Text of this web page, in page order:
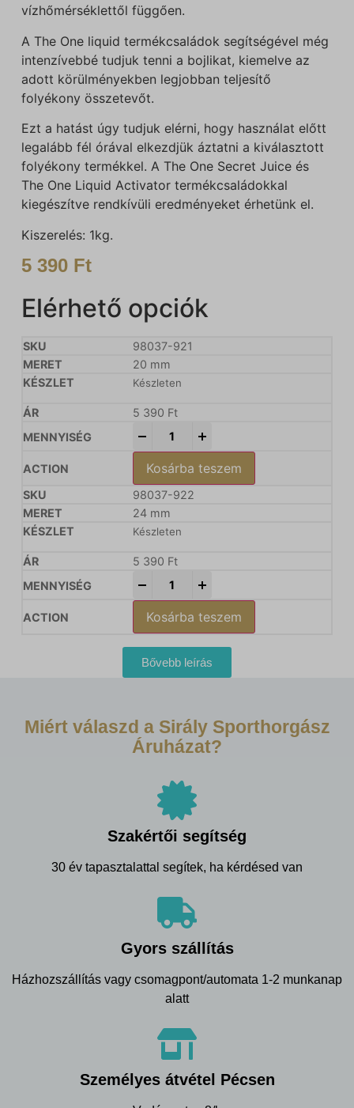
vízhőmérséklettől függően.
A The One liquid termékcsaládok segítségével még
intenzívebbé tudjuk tenni a bojlikat, kiemelve az
adott körülményekben legjobban teljesítő
folyékony összetevőt.
Ezt a hatást úgy tudjuk elérni, hogy használat előtt
legalább fél órával elkezdjük áztatni a kiválasztott
folyékony termékkel. A The One Secret Juice és
The One Liquid Activator termékcsaládokkal
kiegészítve rendkívüli eredményeket érhetünk el.
Kiszerelés: 1kg.
5 390 Ft
Elérhető opciók
98037-921
20 mm
Készleten
5 390 Ft
Kosárba teszem
98037-922
24 mm
Készleten
5 390 Ft
Kosárba teszem
Bővebb leírás
Miért válaszd a Sirály Sporthorgász
Áruházat?
Szakértői segítség
30 év tapasztalattal segítek, ha kérdésed van
Gyors szállítás
Házhozszállítás vagy csomagpont/automata 1-2 munkanap
alatt
Személyes átvétel Pécsen